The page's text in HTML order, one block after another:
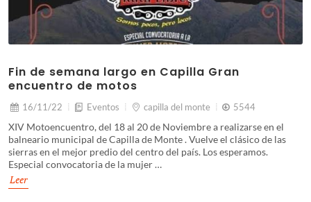
Fin de semana largo en Capilla Gran
encuentro de motos
16/11/22 Eventos capilla del monte 5544
XIV Motoencuentro, del 18 al 20 de Noviembre a realizarse en el
balneario municipal de Capilla de Monte . Vuelve el clásico de las
sierras en el mejor predio del centro del país. Los esperamos.
Especial convocatoria de la mujer …
Leer